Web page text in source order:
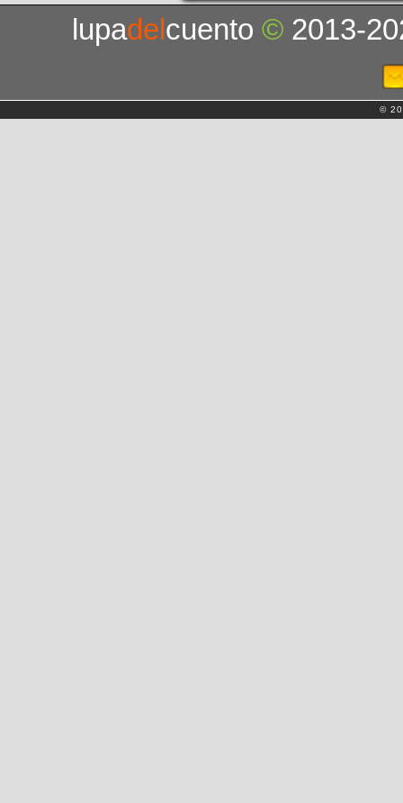
lupadelcuento© 2013-
©